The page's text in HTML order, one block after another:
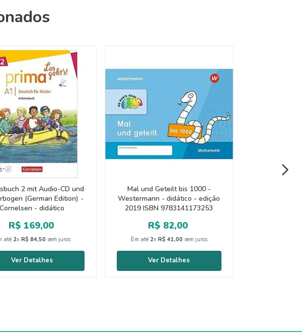
2 mit Audio-CD und
(German Edition) -
Cornelsen - didático
R$ 169,00
até 2x R$ 84,50 sem juros
Mal und Geteilt bis 1000 -
Westermann - didático - edição
2019 ISBN 9783141173253
R$ 82,00
Em até 2x R$ 41,00 sem juros